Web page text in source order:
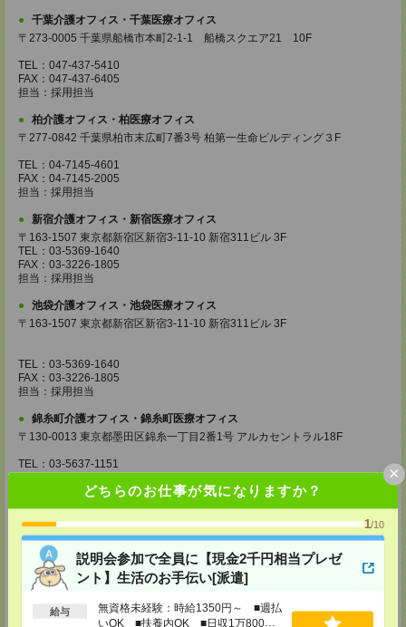
どちらのお仕事が気になりますか？
1/10
説明会参加で全員に【現金2千円相当プレゼ
ント】生活のお手伝い[派遣]
給与
無資格未経験：時給1350円～ ■週払
いOK ■扶養内OK ■日収1万800円
×
千葉介護オフィス・千葉医療オフィス
〒273-0005 千葉県船橋市本町2-1-1 船橋スクエア21 10F
TEL：047-437-5410
FAX：047-437-6405
担当：採用担当
柏介護オフィス・柏医療オフィス
〒277-0842 千葉県柏市末広町7番3号 柏第一生命ビルディング３F
TEL：04-7145-4601
FAX：04-7145-2005
担当：採用担当
新宿介護オフィス・新宿医療オフィス
〒163-1507 東京都新宿区新宿3-11-10 新宿311ビル 3F
TEL：03-5369-1640
FAX：03-3226-1805
担当：採用担当
池袋介護オフィス・池袋医療オフィス
〒163-1507 東京都新宿区新宿3-11-10 新宿311ビル 3F
TEL：03-5369-1640
FAX：03-3226-1805
担当：採用担当
錦糸町介護オフィス・錦糸町医療オフィス
〒130-0013 東京都墨田区錦糸一丁目2番1号 アルカセントラル18F
TEL：03-5637-1151
担当：採用担当
西東京医療オフィス
〒180-0004 東京都武蔵野市吉祥寺本町1丁目14番5号 吉祥寺本町ビル5F
TEL：0422-23-0901
FAX：0422-23-0905
担当：採用担当
町田介護オフィス